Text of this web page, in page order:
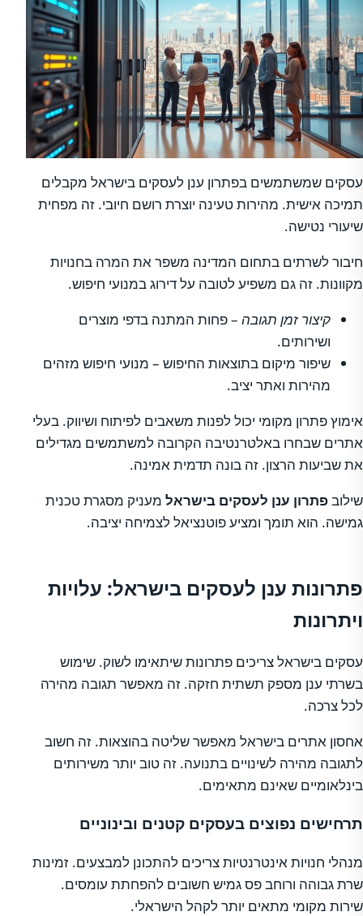
עסקים שמשתמשים בפתרון ענן לעסקים בישראל מקבלים
תמיכה אישית. מהירות טעינה יוצרת רושם חיובי. זה מפחית
שיעורי נטישה.
חיבור לשרתים בתחום המדינה משפר את המרה בחנויות
מקוונות. זה גם משפיע לטובה על דירוג במנועי חיפוש.
קיצור זמן תגובה – פחות המתנה בדפי מוצרים
ושירותים.
שיפור מיקום בתוצאות החיפוש – מנועי חיפוש מזהים
מהירות ואתר יציב.
אימוץ פתרון מקומי יכול לפנות משאבים לפיתוח ושיווק. בעלי
אתרים שבחרו באלטרנטיבה הקרובה למשתמשים מגדילים
את שביעות הרצון. זה בונה תדמית אמינה.
שילובפתרון ענן לעסקים בישראל מעניק מסגרת טכנית
גמישה. הוא תומך ומציע פוטנציאל לצמיחה יציבה.
פתרונות ענן לעסקים בישראל: עלויות
ויתרונות
עסקים בישראל צריכים פתרונות שיתאימו לשוק. שימוש
בשרתי ענן מספק תשתית חזקה. זה מאפשר תגובה מהירה
לכל צרכה.
אחסון אתרים בישראל מאפשר שליטה בהוצאות. זה חשוב
לתגובה מהירה לשינויים בתנועה. זה טוב יותר משירותים
בינלאומיים שאינם מתאימים.
תרחישים נפוצים בעסקים קטנים ובינוניים
מנהלי חנויות אינטרנטיות צריכים להתכונן למבצעים. זמינות
שרת גבוהה ורוחב פס גמיש חשובים להפחתת עומסים.
שירות מקומי מתאים יותר לקהל הישראלי.